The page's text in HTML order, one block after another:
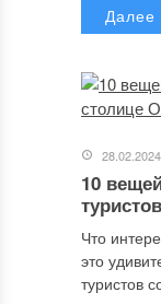
Далее
28.02.2024
10
Что
это
туристов